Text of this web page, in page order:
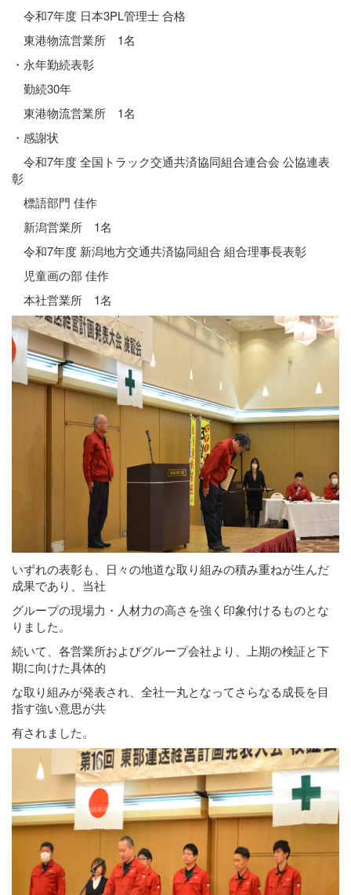
令和7年度 日本3PL管理士 合格
東港物流営業所 1名
・永年勤続表彰
勤続30年
東港物流営業所 1名
・感謝状
令和7年度 全国トラック交通共済協同組合連合会 公協連表
彰
標語部門 佳作
新潟営業所 1名
令和7年度 新潟地方交通共済協同組合 組合理事長表彰
児童画の部 佳作
本社営業所 1名
いずれの表彰も、日々の地道な取り組みの積み重ねが生んだ
成果であり、当社
グループの現場力・人材力の高さを強く印象付けるものとな
りました。
続いて、各営業所およびグループ会社より、上期の検証と下
期に向けた具体的
な取り組みが発表され、全社一丸となってさらなる成長を目
指す強い意思が共
有されました。